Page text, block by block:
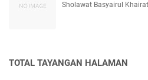
TOTAL TAYANGAN HALAMAN